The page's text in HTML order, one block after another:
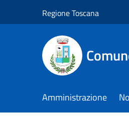
Regione Toscana
Amministrazione